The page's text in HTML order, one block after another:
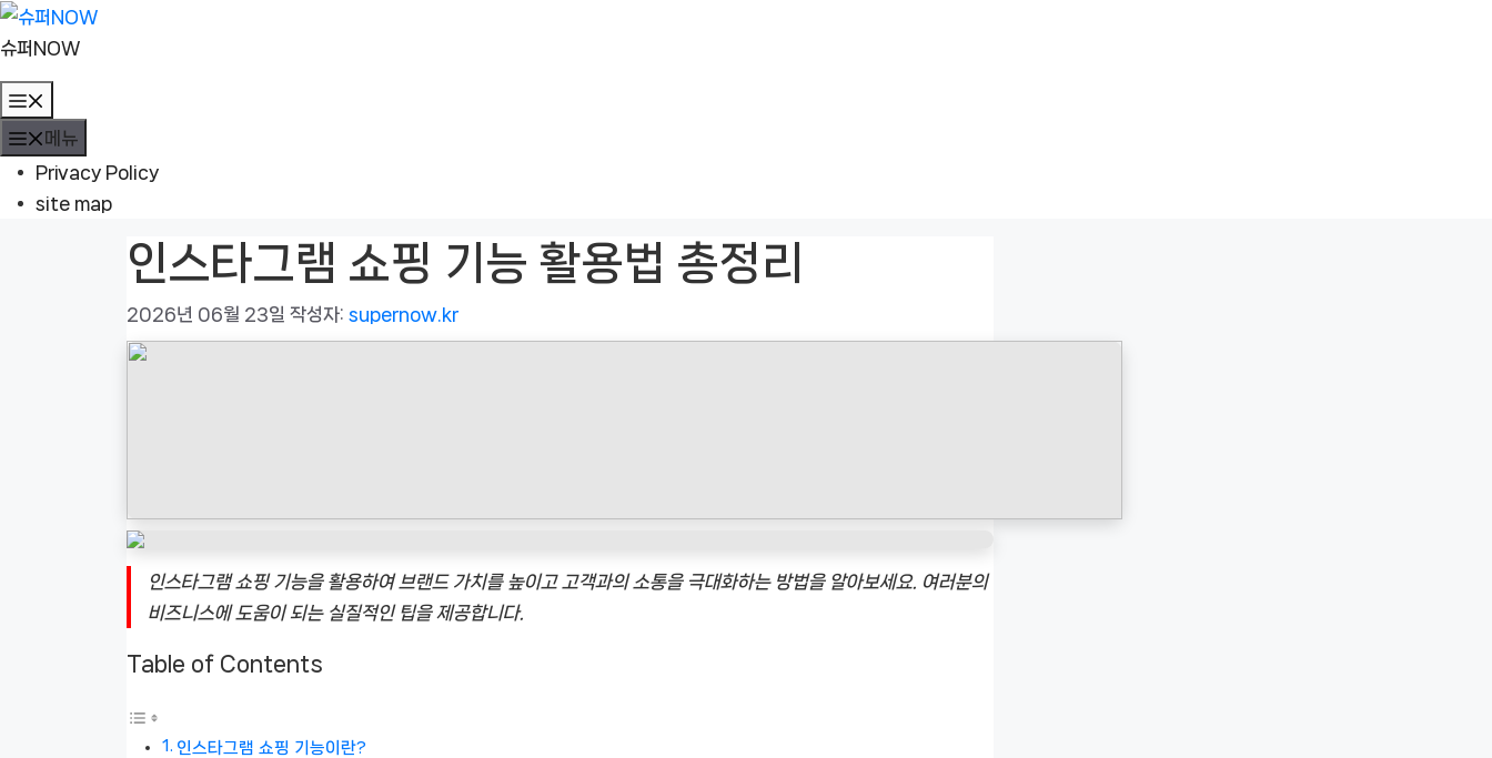
컨
텐
츠
로
건
슈퍼NOW
뉴
메뉴
Privacy Policy
site map
인스타그램 쇼핑 기능 활용법 총정리
2026년 06월 23일 작성자: supernow.kr
인스타그램 쇼핑 기능을 활용하여 브랜드 가치를 높이고 고객과의 소통을 극대화하는 방법을 알아보세요. 여러분의
비즈니스에 도움이 되는 실질적인 팁을 제공합니다.
Table of Contents
인스타그램 쇼핑 기능이란?